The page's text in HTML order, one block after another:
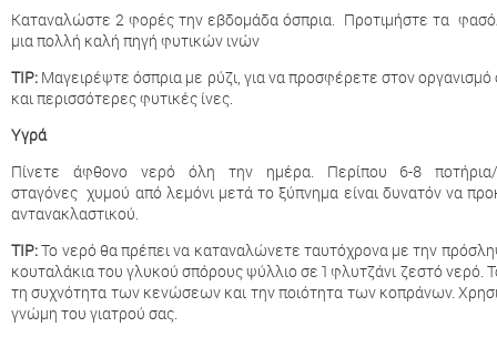
Καταναλώστε 2 φορές την εβδομάδα όσπρια. Προτιμήστε τα
μια πολλή καλή πηγή φυτικών ινών
TIP: Μαγειρέψτε όσπρια με ρύζι, για να προσφέρετε στον
και περισσότερες φυτικές ίνες.
Υγρά
Πίνετε άφθονο νερό όλη την ημέρα. Περίπου 6-8
σταγόνες χυμού από λεμόνι μετά το ξύπνημα είναι δυνατόν να
αντανακλαστικού.
TIP:Το νερό θα πρέπει να καταναλώνετε ταυτόχρονα με την
κουταλάκια του γλυκού σπόρους ψύλλιο σε 1 φλυτζάνι ζεστό νερό.
τη συχνότητα των κενώσεων και την ποιότητα των κοπράνων.
γνώμη του γιατρού σας.